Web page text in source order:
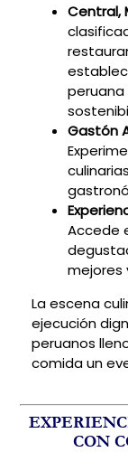
Central,
peruana
Gastón
Accede
mejores
La escena
ejecución
peruanos
comida un
CON